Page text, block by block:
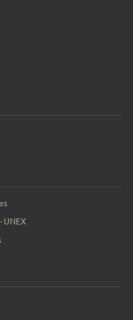
UNEX